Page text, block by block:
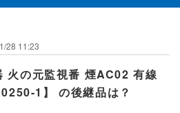
28 11:23
火の元監視番 煙AC02 有線
1】 の後継品は？